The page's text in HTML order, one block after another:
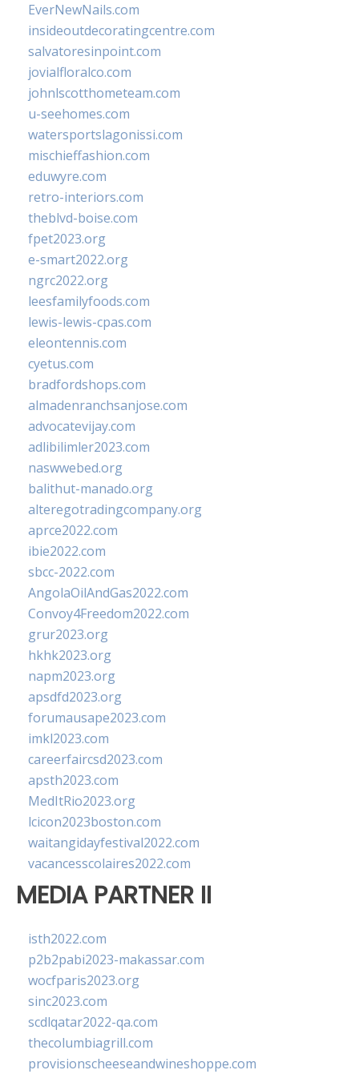
EverNewNails.com
insideoutdecoratingcentre.com
salvatoresinpoint.com
jovialfloralco.com
johnlscotthometeam.com
u-seehomes.com
watersportslagonissi.com
mischieffashion.com
eduwyre.com
retro-interiors.com
theblvd-boise.com
fpet2023.org
e-smart2022.org
ngrc2022.org
leesfamilyfoods.com
lewis-lewis-cpas.com
eleontennis.com
cyetus.com
bradfordshops.com
almadenranchsanjose.com
advocatevijay.com
adlibilimler2023.com
naswwebed.org
balithut-manado.org
alteregotradingcompany.org
aprce2022.com
ibie2022.com
sbcc-2022.com
AngolaOilAndGas2022.com
Convoy4Freedom2022.com
grur2023.org
hkhk2023.org
napm2023.org
apsdfd2023.org
forumausape2023.com
imkl2023.com
careerfaircsd2023.com
apsth2023.com
MedItRio2023.org
lcicon2023boston.com
waitangidayfestival2022.com
vacancesscolaires2022.com
MEDIA PARTNER II
isth2022.com
p2b2pabi2023-makassar.com
wocfparis2023.org
sinc2023.com
scdlqatar2022-qa.com
thecolumbiagrill.com
provisionscheeseandwineshoppe.com